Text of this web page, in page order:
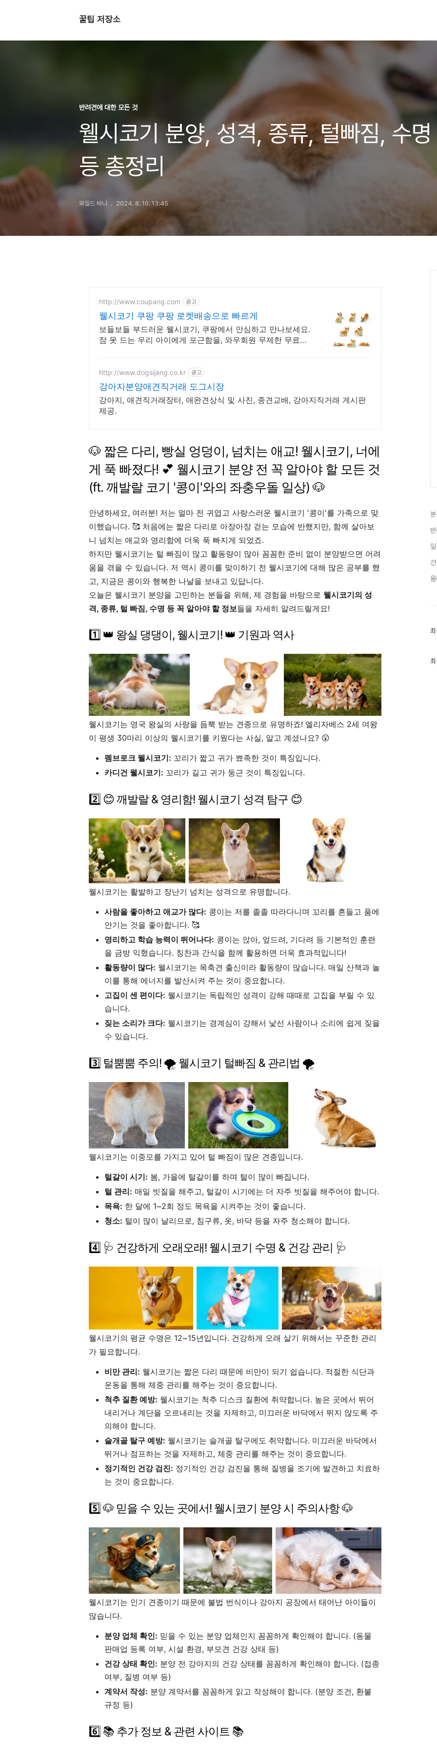
꿀팁 저장소
반려견에 대한 모든 것
웰시코기 분양, 성격, 종류, 털빠짐, 수명
등 총정리
와일드 바니 2024. 8. 10. 13:45
http://www.coupang.com 광고
웰시코기 쿠팡 쿠팡 로켓배송으로 빠르게
보들보들 부드러운 웰시코기, 쿠팡에서 안심하고 만나보세요.
잠 못 드는 우리 아이에게 포근함을, 와우회원 무제한 무료배
http://www.dogsijang.co.kr 광고
강아지분양애견직거래 도그시장
강아지, 애견직거래장터, 애완견상식 및 사진, 종견교배, 강아지직거래 게시판
제공.
🐶 짧은 다리, 빵실 엉덩이, 넘치는 애교! 웰시코기, 너에
게 푹 빠졌다! 💕 웰시코기 분양 전 꼭 알아야 할 모든 것
(ft. 깨발랄 코기 '콩이'와의 좌충우돌 일상) 🐶
안녕하세요, 여러분! 저는 얼마 전 귀엽고 사랑스러운 웰시코기 '콩이'를 가족으로 맞
이했습니다. 🥰 처음에는 짧은 다리로 아장아장 걷는 모습에 반했지만, 함께 살아보
니 넘치는 애교와 영리함에 더욱 푹 빠지게 되었죠.
하지만 웰시코기는 털 빠짐이 많고 활동량이 많아 꼼꼼한 준비 없이 분양받으면 어려
움을 겪을 수 있습니다. 저 역시 콩이를 맞이하기 전 웰시코기에 대해 많은 공부를 했
고, 지금은 콩이와 행복한 나날을 보내고 있답니다.
오늘은 웰시코기 분양을 고민하는 분들을 위해, 제 경험을 바탕으로 웰시코기의 성
격, 종류, 털 빠짐, 수명 등 꼭 알아야 할 정보들을 자세히 알려드릴게요!
1️⃣ 👑 왕실 댕댕이, 웰시코기! 👑 기원과 역사
웰시코기는 영국 왕실의 사랑을 듬뿍 받는 견종으로 유명하죠! 엘리자베스 2세 여왕
이 평생 30마리 이상의 웰시코기를 키웠다는 사실, 알고 계셨나요? 😲
펨브로크 웰시코기: 꼬리가 짧고 귀가 뾰족한 것이 특징입니다.
카디건 웰시코기: 꼬리가 길고 귀가 둥근 것이 특징입니다.
2️⃣ 😊 깨발랄 & 영리함! 웰시코기 성격 탐구 😊
웰시코기는 활발하고 장난기 넘치는 성격으로 유명합니다.
사람을 좋아하고 애교가 많다: 콩이는 저를 졸졸 따라다니며 꼬리를 흔들고 품에
안기는 것을 좋아합니다. 🥰
영리하고 학습 능력이 뛰어나다: 콩이는 앉아, 엎드려, 기다려 등 기본적인 훈련
을 금방 익혔습니다. 칭찬과 간식을 함께 활용하면 더욱 효과적입니다!
활동량이 많다: 웰시코기는 목축견 출신이라 활동량이 많습니다. 매일 산책과 놀
이를 통해 에너지를 발산시켜 주는 것이 중요합니다.
고집이 센 편이다: 웰시코기는 독립적인 성격이 강해 때때로 고집을 부릴 수 있
습니다.
짖는 소리가 크다: 웰시코기는 경계심이 강해서 낯선 사람이나 소리에 쉽게 짖을
수 있습니다.
3️⃣ 털뿜뿜 주의! 🌪️ 웰시코기 털빠짐 & 관리법 🌪️
웰시코기는 이중모를 가지고 있어 털 빠짐이 많은 견종입니다.
털갈이 시기: 봄, 가을에 털갈이를 하며 털이 많이 빠집니다.
털 관리: 매일 빗질을 해주고, 털갈이 시기에는 더 자주 빗질을 해주어야 합니다.
목욕: 한 달에 1~2회 정도 목욕을 시켜주는 것이 좋습니다.
청소: 털이 많이 날리므로, 침구류, 옷, 바닥 등을 자주 청소해야 합니다.
4️⃣ 🩺 건강하게 오래오래! 웰시코기 수명 & 건강 관리 🩺
웰시코기의 평균 수명은 12~15년입니다. 건강하게 오래 살기 위해서는 꾸준한 관리
가 필요합니다.
비만 관리: 웰시코기는 짧은 다리 때문에 비만이 되기 쉽습니다. 적절한 식단과
운동을 통해 체중 관리를 해주는 것이 중요합니다.
척추 질환 예방: 웰시코기는 척추 디스크 질환에 취약합니다. 높은 곳에서 뛰어
내리거나 계단을 오르내리는 것을 자제하고, 미끄러운 바닥에서 뛰지 않도록 주
의해야 합니다.
슬개골 탈구 예방: 웰시코기는 슬개골 탈구에도 취약합니다. 미끄러운 바닥에서
뛰거나 점프하는 것을 자제하고, 체중 관리를 해주는 것이 중요합니다.
정기적인 건강 검진: 정기적인 건강 검진을 통해 질병을 조기에 발견하고 치료하
는 것이 중요합니다.
5️⃣ 🐶 믿을 수 있는 곳에서! 웰시코기 분양 시 주의사항 🐶
웰시코기는 인기 견종이기 때문에 불법 번식이나 강아지 공장에서 태어난 아이들이
많습니다.
분양 업체 확인: 믿을 수 있는 분양 업체인지 꼼꼼하게 확인해야 합니다. (동물
판매업 등록 여부, 시설 환경, 부모견 건강 상태 등)
건강 상태 확인: 분양 전 강아지의 건강 상태를 꼼꼼하게 확인해야 합니다. (접종
여부, 질병 여부 등)
계약서 작성: 분양 계약서를 꼼꼼하게 읽고 작성해야 합니다. (분양 조건, 환불
규정 등)
6️⃣ 📚 추가 정보 & 관련 사이트 📚
최
인